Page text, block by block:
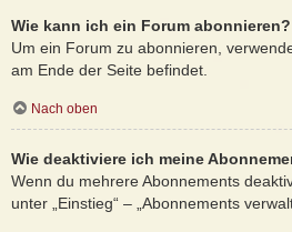
Wie kann ich ein Forum abonnieren?
Um ein Forum zu abonnieren,
am Ende der Seite befindet.
Nach oben
Wie deaktiviere ich meine
Wenn du mehrere Abonnements
unter „Einstieg“ – „Abonnements